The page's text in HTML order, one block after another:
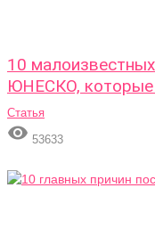
10
ЮНЕСКО, которые
Статья
 53633